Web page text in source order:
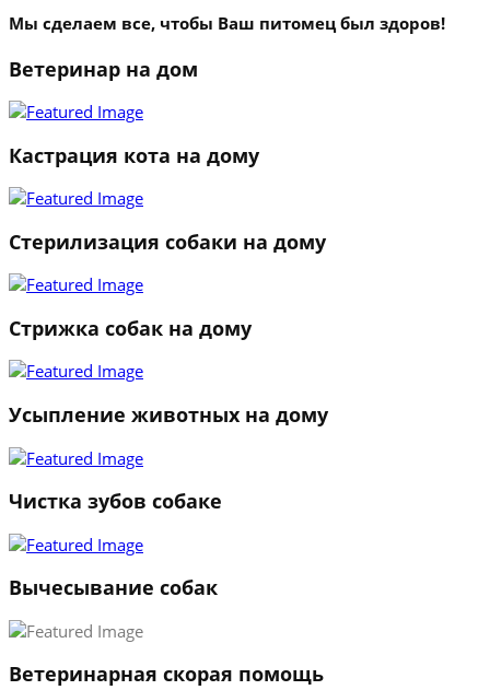
Мы сделаем все, чтобы Ваш питомец был здоров!
Ветеринар на дом
Кастрация кота на дому
Стерилизация собаки на дому
Стрижка собак на дому
Усыпление животных на дому
Чистка зубов собаке
Вычесывание собак
Ветеринарная скорая помощь